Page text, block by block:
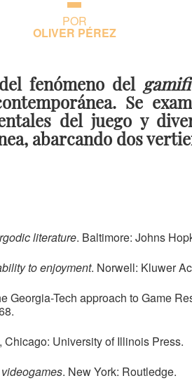
POR
OLIVER PÉREZ
fenómeno del
Se
del juego y
abarcando dos
literature. Baltimore: Johns
to enjoyment. Norwell: Kluwer
Georgia-Tech approach to Game
Chicago: University of Illinois Press.
. New York: Routledge.